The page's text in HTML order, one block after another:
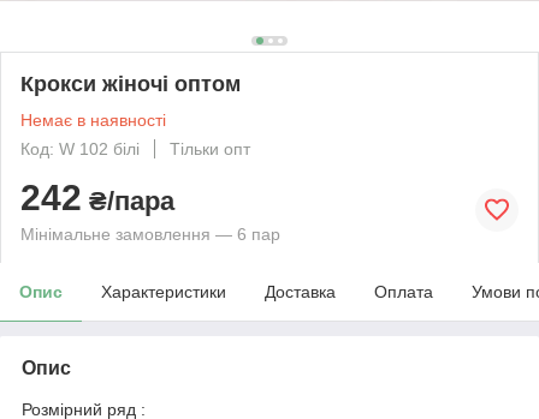
Крокси жіночі оптом
Немає в наявності
Код: W 102 білі
Тільки опт
242 ₴/пара
Мінімальне замовлення — 6 пар
Опис Характеристики Доставка Оплата Умови
Опис
Розмірний ряд :